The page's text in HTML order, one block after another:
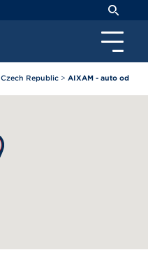
Czech Republic > AIXAM - auto od